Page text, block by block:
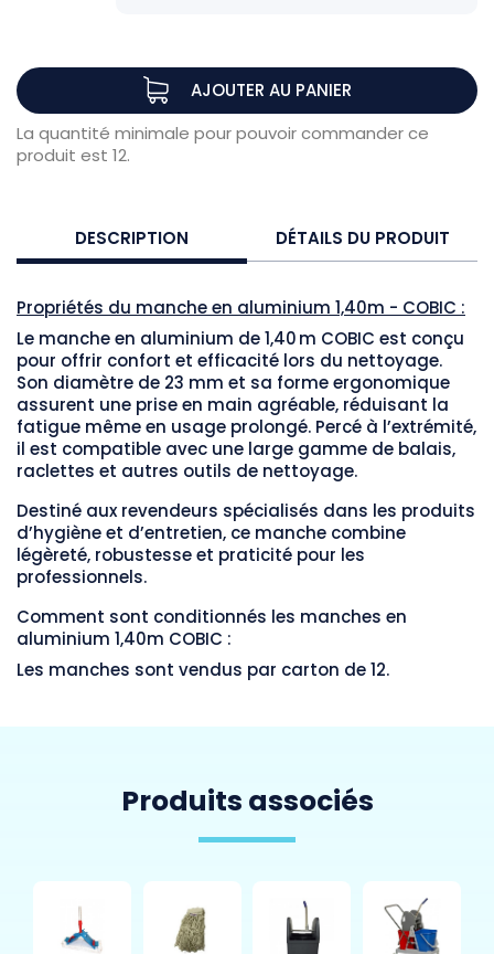
AJOUTER AU PANIER
La quantité minimale pour pouvoir commander ce
produit est 12.
DESCRIPTION DÉTAILS DU PRODUIT
Propriétés du manche en aluminium 1,40m - COBIC :
Le manche en aluminium de 1,40 m COBIC est conçu
pour offrir confort et efficacité lors du nettoyage.
Son diamètre de 23 mm et sa forme ergonomique
assurent une prise en main agréable, réduisant la
fatigue même en usage prolongé. Percé à l’extrémité,
il est compatible avec une large gamme de balais,
raclettes et autres outils de nettoyage.
Destiné aux revendeurs spécialisés dans les produits
d’hygiène et d’entretien, ce manche combine
légèreté, robustesse et praticité pour les
professionnels.
Comment sont conditionnés les manches en
aluminium 1,40m COBIC :
Les manches sont vendus par carton de 12.
Produits associés